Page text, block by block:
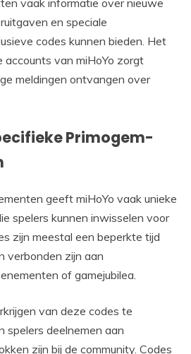
en speciale
codes kunnen bieden. Het
van miHoYo zorgt
meldingen ontvangen over
Primogem-
geeft miHoYo vaak unieke
spelers kunnen inwisselen voor
zijn meestal een beperkte tijd
verbonden zijn aan
of gamejubilea.
van deze codes te
spelers deelnemen aan
zijn bij de community. Codes